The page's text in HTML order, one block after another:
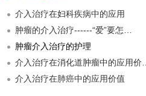
介入治疗在妇科疾病中的应用
肿瘤的介入治疗------“爱”要怎…
肿瘤介入治疗的护理
介入治疗在消化道肿瘤中的应用价…
介入治疗在肺癌中的应用价值